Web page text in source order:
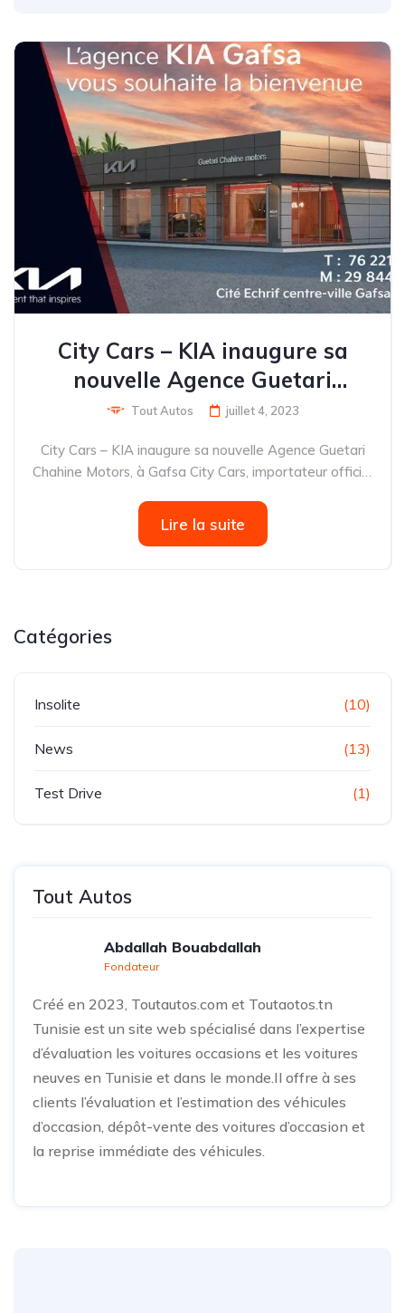
City Cars – KIA inaugure sa
nouvelle Agence Guetari
Chahine Motors, à Gafsa
Tout Autos juillet 4, 2023
City Cars – KIA inaugure sa nouvelle Agence Guetari
Chahine Motors, à Gafsa City Cars, importateur officiel
l’ouverture de sa nouvelle agence, Guetari Chahine
Motors, à Gafsa. La...
Lire la suite
Catégories
Insolite (10)
News (13)
Test Drive (1)
Tout Autos
Abdallah Bouabdallah
Fondateur
Créé en 2023, Toutautos.com et Toutaotos.tn
Tunisie est un site web spécialisé dans l’expertise
d’évaluation les voitures occasions et les voitures
neuves en Tunisie et dans le monde.Il offre à ses
clients l’évaluation et l’estimation des véhicules
d’occasion, dépôt-vente des voitures d’occasion et
la reprise immédiate des véhicules.